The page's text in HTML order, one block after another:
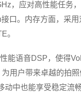
，应对高性能任务
口。内存方面，采
。
语音DSP，使得
用户带来卓越的拍
中也能享受稳定流